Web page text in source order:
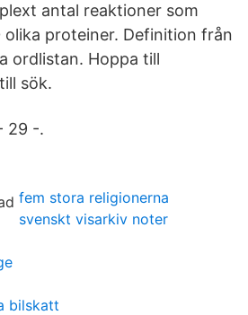
antal reaktioner som
proteiner. Definition från
ordlistan. Hoppa till
sök.
29 -.
fem stora religionerna
svenskt visarkiv noter
bilskatt